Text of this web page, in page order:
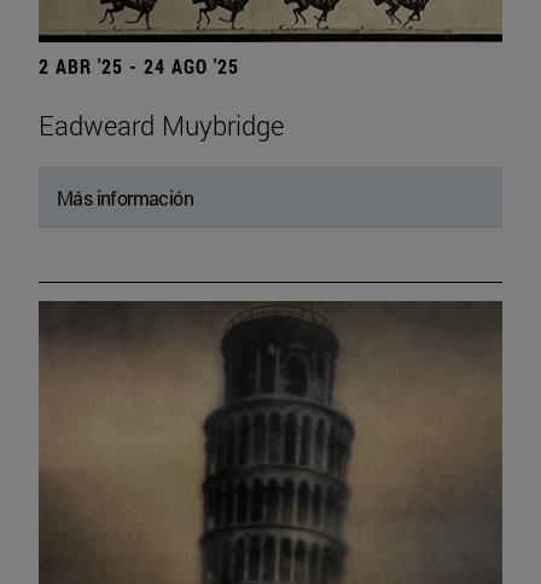
2 ABR '25 - 24 AGO '25
Eadweard Muybridge
Más información